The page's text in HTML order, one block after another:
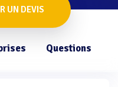
UN DEVIS
Questions